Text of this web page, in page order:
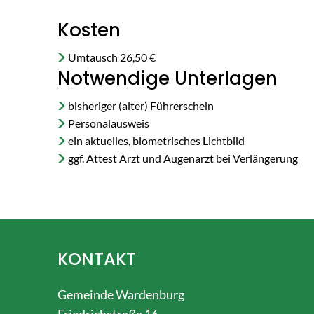
Kosten
Umtausch 26,50 €
Notwendige Unterlagen
bisheriger (alter) Führerschein
Personalausweis
ein aktuelles, biometrisches Lichtbild
ggf. Attest Arzt und Augenarzt bei Verlängerung
KONTAKT
Gemeinde Wardenburg